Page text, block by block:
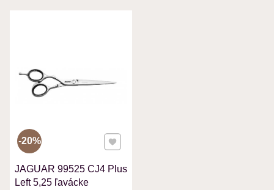
VAŠA OTÁZKA K PRODUKTU
Odoslať
JAGUAR 99525 CJ4 Plus
Left 5,25 ľavácke
20% Pridať k Obľúbeným